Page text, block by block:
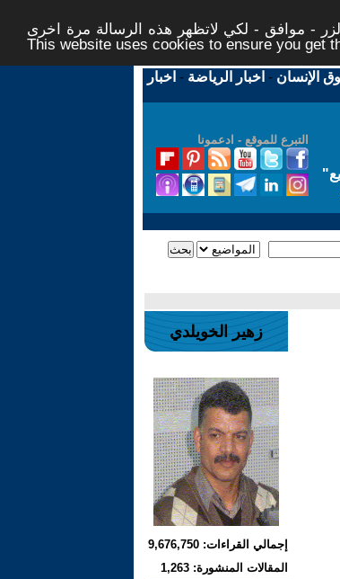
- موافق - لكي لاتظهر هذه الرسالة مرة اخرى -
This website uses cookies to ensure you get
الإنسان - اخبار الرياضة - اخبار
التبرع للموقع - ادعمونا
"
زهير الخويلدي
إجمالي القراءات: 9,676,750
المقالات المنشورة: 1,263